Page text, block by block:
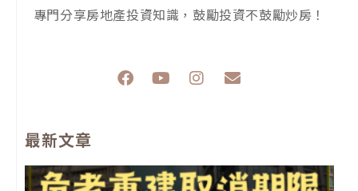
專門分享房地產投資知識，鼓勵投資不鼓勵炒房！
F
a
o
Y
e
I
r
E
p
最新文章